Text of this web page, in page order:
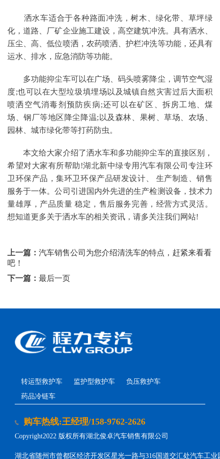
洒水车适合于各种路面冲洗，树木、绿化带、草坪绿
化，道路、厂矿企业施工建设，高空建筑冲洗。具有洒水、
压尘、高、低位喷洒，农药喷洒、护栏冲洗等功能，还具有
运水、排水，应急消防等功能。
多功能抑尘车可以在广场、码头喷雾降尘，调节空气湿
度;也可以在大型垃圾填埋场以及城镇自然灾害过后大面积
喷洒空气消毒剂预防疾病;还可以在矿区、拆房工地、煤
场、钢厂等地区降尘降温;以及森林、果树、草场、农场、
园林、城市绿化带等打药防虫。
本文给大家介绍了洒水车和多功能抑尘车的直接区别，
希望对大家有所帮助!湖北新中绿专用汽车有限公司专注环
卫环保产品，集环卫环保产品研发设计、 生产制造、销售
服务于一体。公司引进国内外先进的生产检测设备，技术力
量雄厚，产品质量 稳定，售后服务完善，经营方式灵活。
想知道更多关于洒水车的相关资讯，请多关注我们网站!
上一篇： 汽车销售公司为您介绍清洗车的特点，赶紧来看看
吧！
下一篇： 最后一页
转运型救护车 监护型救护车
负压救护车
药品冷链车
购车热线:王经理/158-9762-2626
Copyright2022 版权所有湖北俊卓汽车销售有限公司
湖北省随州市曾都区经济开发区星光一路与316国道交汇处汽车工